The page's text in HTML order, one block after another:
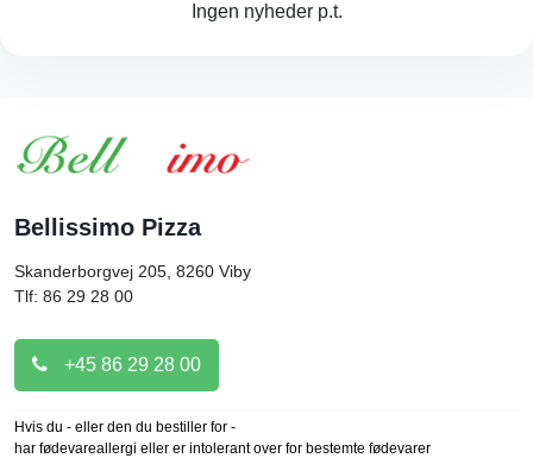
Ingen nyheder p.t.
Bellissimo Pizza
Skanderborgvej 205, 8260 Viby
Tlf: 86 29 28 00
+45 86 29 28 00
Hvis du - eller den du bestiller for -
har fødevareallergi eller er intolerant over for bestemte fødevarer